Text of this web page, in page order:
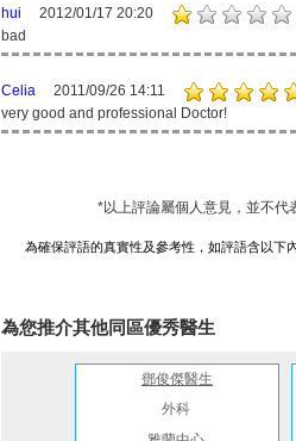
hui
2012/01/17 20:20
bad
Celia
2011/09/26 14:11
very good and professional Doctor!
*以上評論屬個人意見，並不代
為確保評語的真實性及參考性，如評語含以下
為您推介其他同區優秀醫生
鄧俊傑醫生
外科